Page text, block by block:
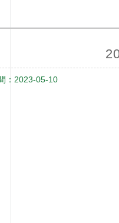
：2023-05-10